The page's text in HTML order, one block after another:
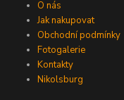
O nás
Jak nakupovat
Obchodní podmínky
Fotogalerie
Kontakty
Nikolsburg